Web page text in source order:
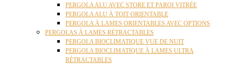
PERGOLA ALU AVEC STORE ET PAROI VITRÉE
PERGOLA ALU À TOIT ORIENTABLE
PERGOLA À LAMES ORIENTABLES AVEC OPTIONS
PERGOLAS À LAMES RÉTRACTABLES
PERGOLA BIOCLIMATIQUE VUE DE NUIT
PERGOLA BIOCLIMATIQUE À LAMES ULTRA
RÉTRACTABLES